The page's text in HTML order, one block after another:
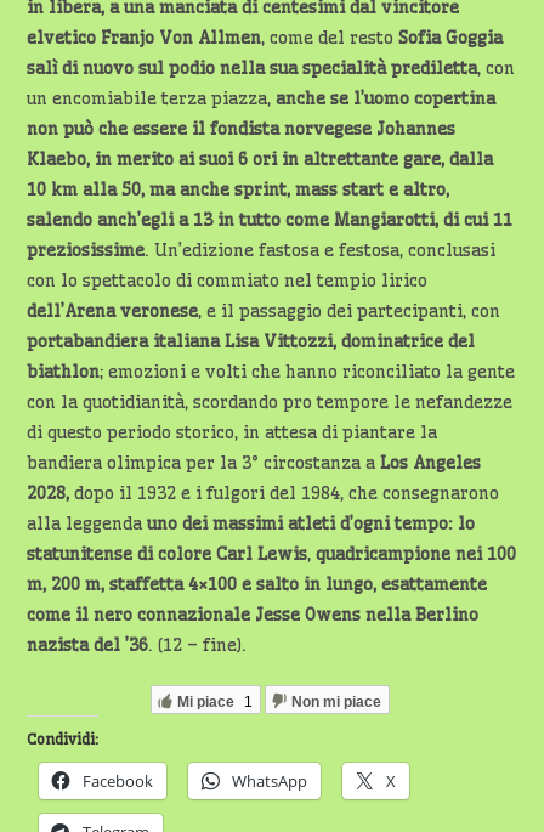
in libera, a una manciata di centesimi dal vincitore
elvetico Franjo Von Allmen, come del restoSofia Goggia
salì di nuovo sul podio nella sua specialità prediletta, con
un encomiabile terza piazza,anche se l’uomo copertina
non può che essere il fondista norvegese Johannes
Klaebo, in merito ai suoi 6 ori in altrettante gare, dalla
10 km alla 50, ma anche sprint, mass start e altro,
salendo anch’egli a 13 in tutto come Mangiarotti, di cui 11
preziosissime. Un’edizione fastosa e festosa, conclusasi
con lo spettacolo di commiato nel tempio lirico
dell’Arena veronese, e il passaggio dei partecipanti, con
portabandiera italiana Lisa Vittozzi, dominatrice del
biathlon; emozioni e volti che hanno riconciliato la gente
con la quotidianità, scordando pro tempore le nefandezze
di questo periodo storico, in attesa di piantare la
bandiera olimpica per la 3° circostanza aLos Angeles
2028, dopo il 1932 e i fulgori del 1984, che consegnarono
alla leggendauno dei massimi atleti d’ogni tempo: lo
statunitense di colore Carl Lewis,quadricampione nei 100
m, 200 m, staffetta 4×100 e salto in lungo, esattamente
come il nero connazionale Jesse Owens nella Berlino
nazista del ’36. (12 – fine).
Mi piace 1 Non mi piace
Condividi:
Facebook WhatsApp X